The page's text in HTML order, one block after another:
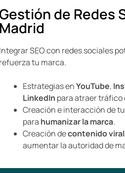
de Redes
SEO con redes sociales
tu marca.
Estrategias enYouTube,
LinkedIn para atraer
Creación e interacción de
para humanizar la marca.
Creación decontenido viral
aumentar la autoridad de